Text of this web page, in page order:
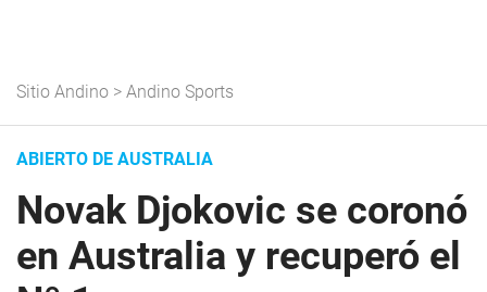
Sitio Andino > Andino Sports
ABIERTO DE AUSTRALIA
Novak Djokovic se coronó
en Australia y recuperó el